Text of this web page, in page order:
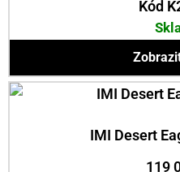
Kód
IMI Desert
119